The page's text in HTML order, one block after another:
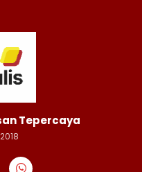
Tepercaya